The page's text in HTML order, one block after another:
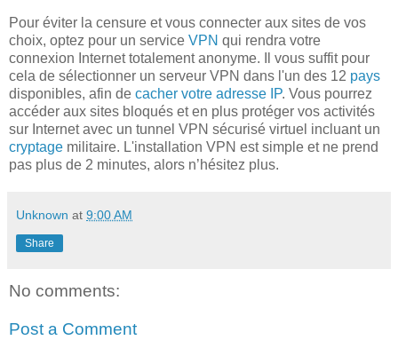
Pour éviter la censure et vous connecter aux sites de vos
choix, optez pour un service VPN qui rendra votre
connexion Internet totalement anonyme. Il vous suffit pour
cela de sélectionner un serveur VPN dans l'un des 12 pays
disponibles, afin de cacher votre adresse IP. Vous pourrez
accéder aux sites bloqués et en plus protéger vos activités
sur Internet avec un tunnel VPN sécurisé virtuel incluant un
cryptage militaire. L'installation VPN est simple et ne prend
pas plus de 2 minutes, alors n’hésitez plus.
Unknown at 9:00 AM
Share
No comments:
Post a Comment